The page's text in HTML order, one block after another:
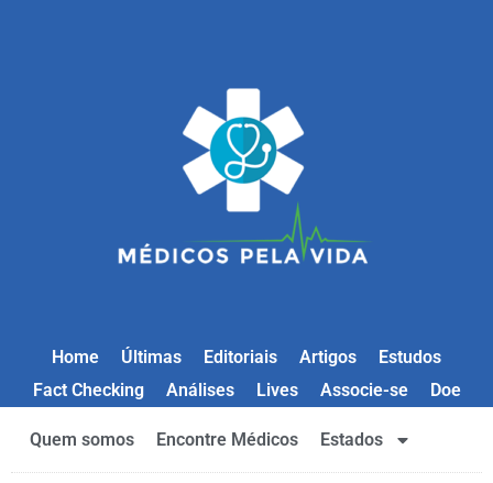
Home Últimas Editoriais Artigos
Estudos
Fact Checking
Análises Lives Associe-se Doe
Quem somos Encontre Médicos Estados